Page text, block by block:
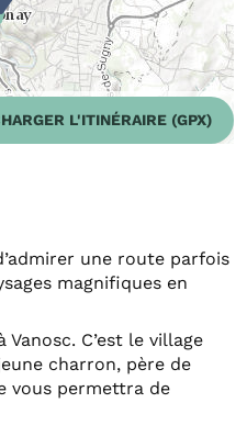
TomTom, Intermap, iPC, USGS,
Ordnance Survey, Esri Japan, METI,
L'ITINÉRAIRE (GPX)
une route parfois
magnifiques en
C’est le village
charron, père de
vous permettra de